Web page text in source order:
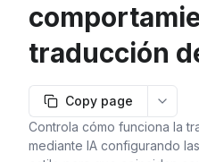
traducción
Copy page
More
Controla cómo funciona la
mediante IA configurando